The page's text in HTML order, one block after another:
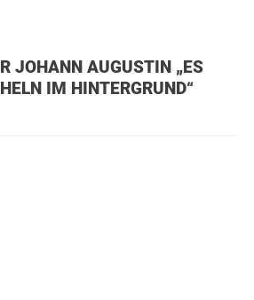
IM HINTERGRUND“